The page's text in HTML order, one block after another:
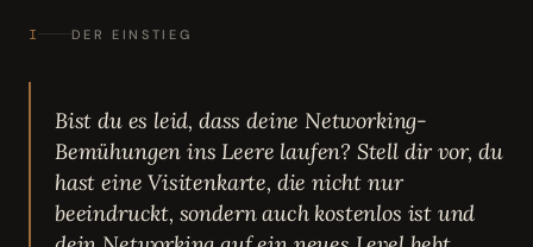
I DER EINSTIEG
Bist du es leid, dass deine Networking-
Bemühungen ins Leere laufen? Stell dir vor, du
hast eine Visitenkarte, die nicht nur
beeindruckt, sondern auch kostenlos ist und